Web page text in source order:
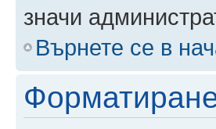
значи
Върнете се в